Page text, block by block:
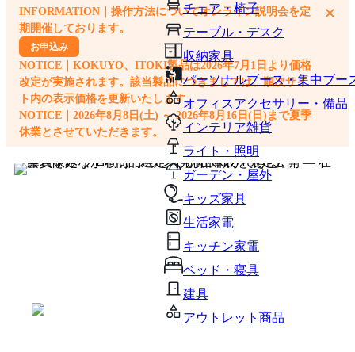
チェア・椅子
テーブル・デスク
収納家具
パーソナルブース・集中ブー
オフィスアクセサリー・備品
インテリア雑貨
ライト・照明
ガーデン・屋外
キッズ家具
生活家電
キッチン家電
ベッド・寝具
建具
アウトレット商品
他のサイトで見つけた商品ページのURLを貼り付けて、カートに追加できます
INFORMATION｜操作方法についてオンライン説明会を定
期開催しております。
お申込み
NOTICE｜KOKUYO、ITOKI製品は2026年7月1日より価格
改定が実施されます。該当製品につきましては、順次サイ
ト内の表示価格を更新いたします。
NOTICE｜2026年8月8日(土) ～ 2026年8月16日(日)まで夏季
休業とさせていただきます。
×